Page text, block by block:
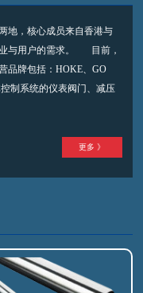
地，核心成员来自香港与
业与用户的需求。 目前，
品牌包括：HOKE、GO
控制系统的仪表阀门、减压
更多 》